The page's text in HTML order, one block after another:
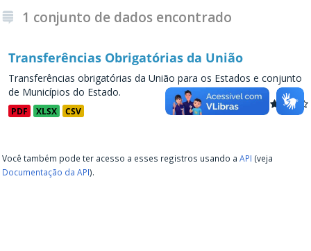
1 conjunto de dados encontrado
Transferências Obrigatórias da União
Transferências obrigatórias da União para os Estados e conjunto
de Municípios do Estado.
PDF XLSX CSV
Você também pode ter acesso a esses registros usando a API (veja
Documentação da API).